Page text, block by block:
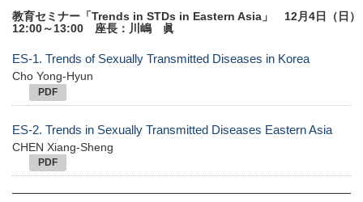
教育セミナー「Trends in STDs in Eastern Asia」 12月4日（日）
12:00～13:00 座長：川嶋 眞
ES-1. Trends of Sexually Transmitted Diseases in Korea
Cho Yong-Hyun
PDF
ES-2. Trends in Sexually Transmitted Diseases Eastern Asia
CHEN Xiang-Sheng
PDF